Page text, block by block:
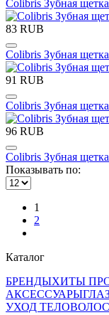
Colibris Зубная
83 RUB
Colibris Зубная
91 RUB
Colibris Зубная
96 RUB
Colibris Зубная
Показывать по:
1
2
Каталог
БРЕНДЫХИТЫ
АКСЕССУАРЫ
УХОД ТЕЛО